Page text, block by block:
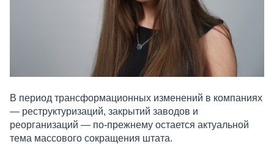
В период трансформационных изменений в компаниях
— реструктуризаций, закрытий заводов и
реорганизаций — по-прежнему остается актуальной
тема массового сокращения штата.